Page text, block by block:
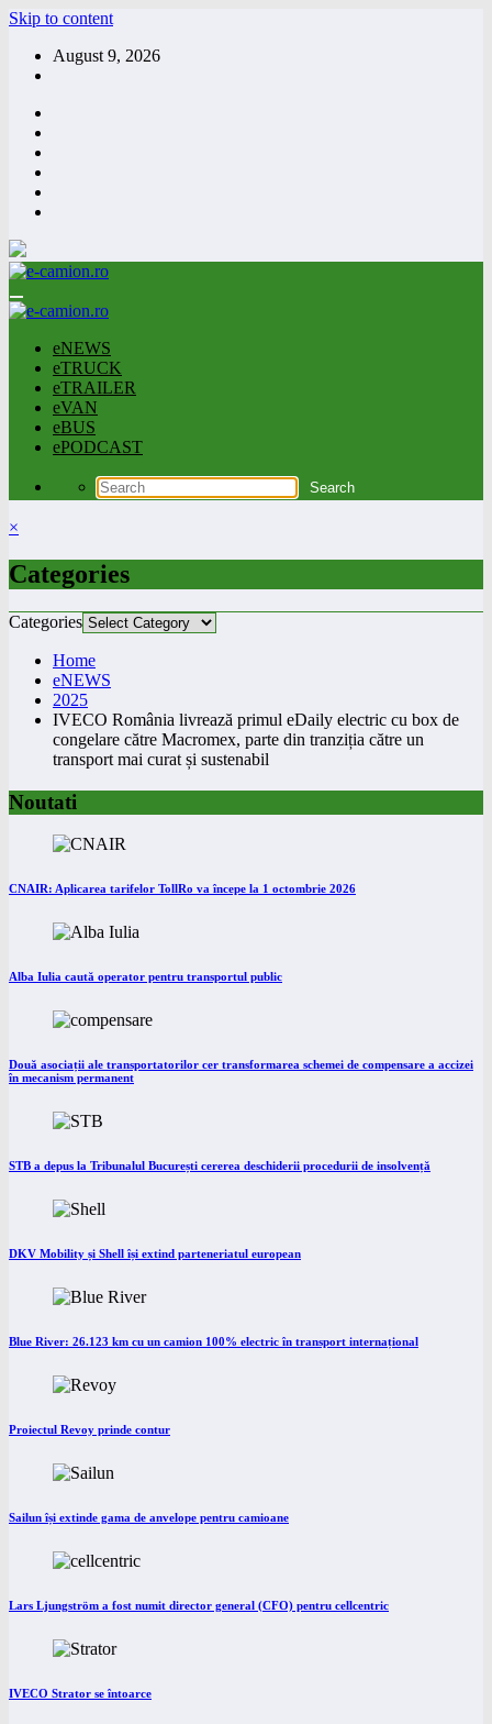
Skip to content
August 9, 2026
eNEWS
eTRUCK
eTRAILER
eVAN
eBUS
ePODCAST
×
Categories
Categories
Home
eNEWS
2025
IVECO România livrează primul eDaily electric cu box de
congelare către Macromex, parte din tranziția către un
transport mai curat și sustenabil
Noutati
CNAIR: Aplicarea tarifelor TollRo va începe la 1 octombrie 2026
Alba Iulia caută operator pentru transportul public
Două asociații ale transportatorilor cer transformarea schemei de compensare a accizei
în mecanism permanent
STB a depus la Tribunalul București cererea deschiderii procedurii de insolvență
DKV Mobility și Shell își extind parteneriatul european
Blue River: 26.123 km cu un camion 100% electric în transport internațional
Proiectul Revoy prinde contur
Sailun își extinde gama de anvelope pentru camioane
Lars Ljungström a fost numit director general (CFO) pentru cellcentric
IVECO Strator se întoarce